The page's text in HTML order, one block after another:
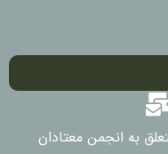
به انجمن معتادان